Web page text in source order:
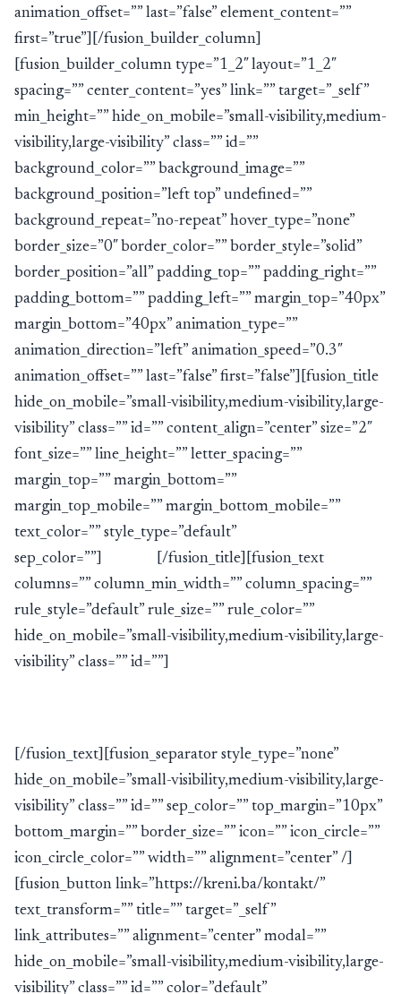
animation_offset=”” last=”false” element_content=””
first=”true”][/fusion_builder_column]
[fusion_builder_column type=”1_2″ layout=”1_2″
spacing=”” center_content=”yes” link=”” target=”_self”
min_height=”” hide_on_mobile=”small-visibility,medium-
visibility,large-visibility” class=”” id=””
background_color=”” background_image=””
background_position=”left top” undefined=””
background_repeat=”no-repeat” hover_type=”none”
border_size=”0″ border_color=”” border_style=”solid”
border_position=”all” padding_top=”” padding_right=””
padding_bottom=”” padding_left=”” margin_top=”40px”
margin_bottom=”40px” animation_type=””
animation_direction=”left” animation_speed=”0.3″
animation_offset=”” last=”false” first=”false”][fusion_title
hide_on_mobile=”small-visibility,medium-visibility,large-
visibility” class=”” id=”” content_align=”center” size=”2″
font_size=”” line_height=”” letter_spacing=””
margin_top=”” margin_bottom=””
margin_top_mobile=”” margin_bottom_mobile=””
text_color=”” style_type=”default”
sep_color=””]
[/fusion_title][fusion_text
columns=”” column_min_width=”” column_spacing=””
rule_style=”default” rule_size=”” rule_color=””
hide_on_mobile=”small-visibility,medium-visibility,large-
visibility” class=”” id=””]
[/fusion_text][fusion_separator style_type=”none”
hide_on_mobile=”small-visibility,medium-visibility,large-
visibility” class=”” id=”” sep_color=”” top_margin=”10px”
bottom_margin=”” border_size=”” icon=”” icon_circle=””
icon_circle_color=”” width=”” alignment=”center” /]
[fusion_button link=”https://kreni.ba/kontakt/”
text_transform=”” title=”” target=”_self”
link_attributes=”” alignment=”center” modal=””
hide_on_mobile=”small-visibility,medium-visibility,large-
visibility” class=”” id=”” color=”default”